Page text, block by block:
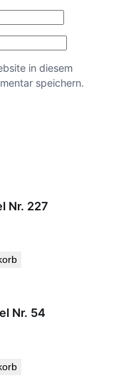
in diesem
speichern.
Nr. 227
Nr. 54